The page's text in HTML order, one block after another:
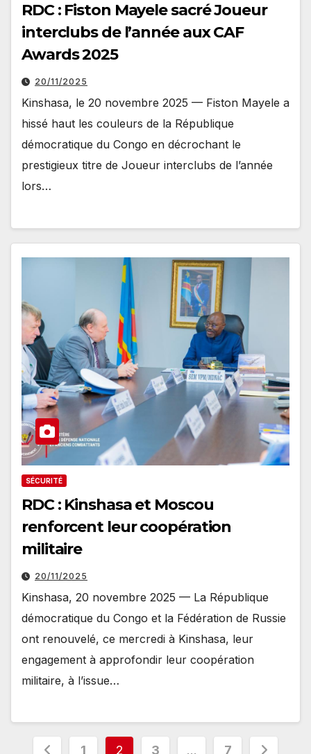
RDC : Fiston Mayele sacré Joueur
interclubs de l’année aux CAF
Awards 2025
20/11/2025
Kinshasa, le 20 novembre 2025 — Fiston Mayele a
hissé haut les couleurs de la République
démocratique du Congo en décrochant le
prestigieux titre de Joueur interclubs de l’année
lors…
SÉCURITÉ
RDC : Kinshasa et Moscou
renforcent leur coopération
militaire
20/11/2025
Kinshasa, 20 novembre 2025 — La République
démocratique du Congo et la Fédération de Russie
ont renouvelé, ce mercredi à Kinshasa, leur
engagement à approfondir leur coopération
militaire, à l’issue…
1 2 3 … 7